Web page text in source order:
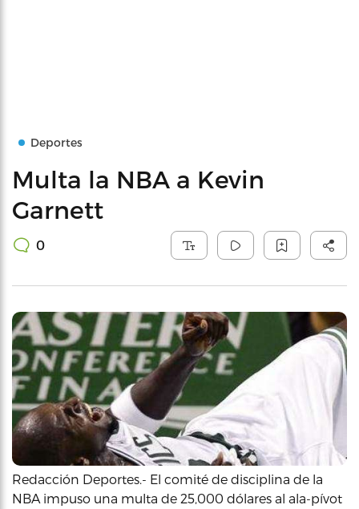
Deportes
Multa la NBA a Kevin
Garnett
0
Redacción Deportes.- El comité de disciplina de la
NBA impuso una multa de 25,000 dólares al ala-pívot